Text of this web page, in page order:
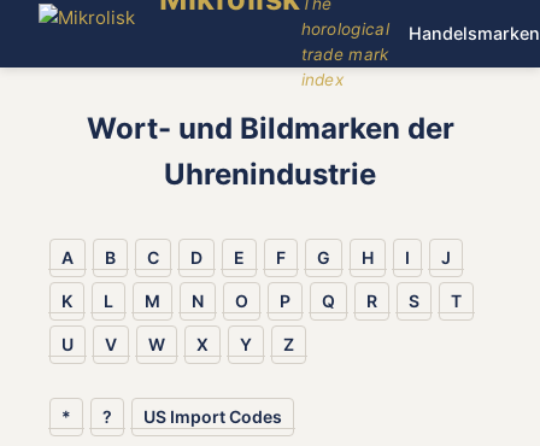
horological
trade mark
index
Handelsmarken
Wort- und Bildmarken der
Uhrenindustrie
A B C D E F G H I J
K L M N O P Q R S T
U V W X Y Z
* ? US Import Codes